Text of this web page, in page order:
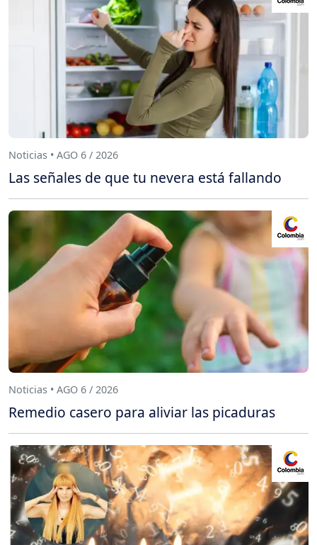
Noticias • AGO 6 / 2026
Las señales de que tu nevera está fallando
Noticias • AGO 6 / 2026
Remedio casero para aliviar las picaduras